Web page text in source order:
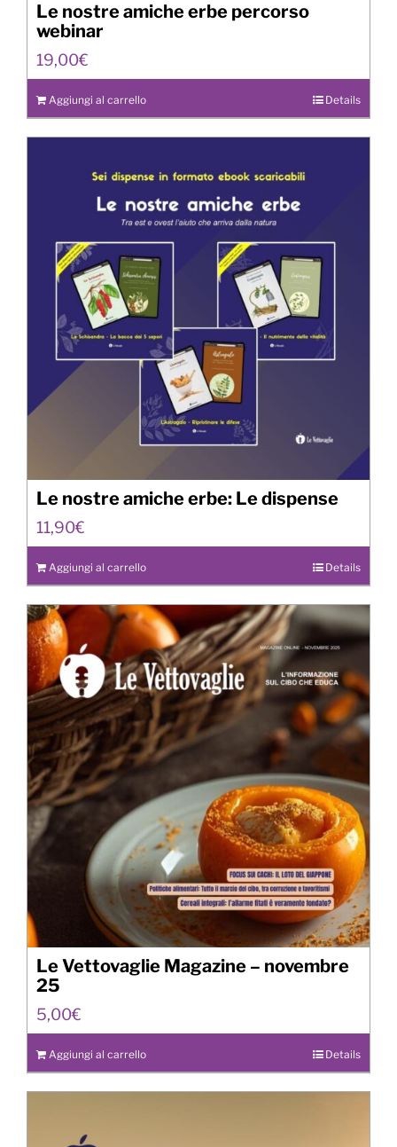
Le nostre amiche erbe percorso
webinar
19,00€
Aggiungi al carrello Details
Le nostre amiche erbe: Le dispense
11,90€
Aggiungi al carrello Details
Le Vettovaglie Magazine – novembre
25
5,00€
Aggiungi al carrello Details